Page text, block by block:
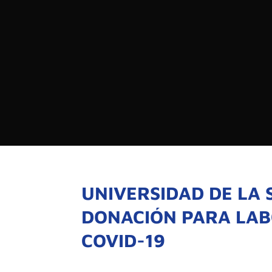
VISIÓN
UNIVERSIDAD DE LA
DONACIÓN PARA
COVID-19